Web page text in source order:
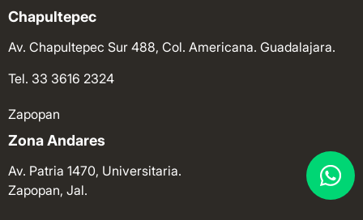
Chapultepec
Av. Chapultepec Sur 488, Col. Americana. Guadalajara.
Tel. 33 3616 2324
Zapopan
Zona Andares
Av. Patria 1470, Universitaria.
Zapopan, Jal.